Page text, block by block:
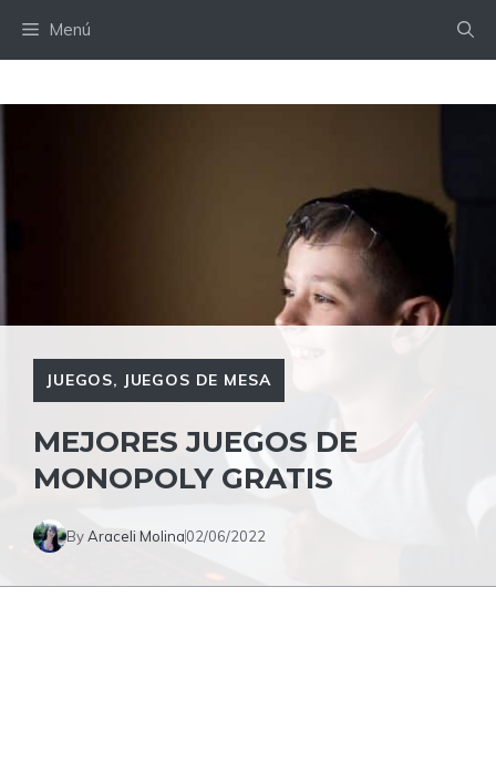
Menú
JUEGOS, JUEGOS DE MESA
MEJORES JUEGOS DE
MONOPOLY GRATIS
ByAraceli Molina02/06/2022